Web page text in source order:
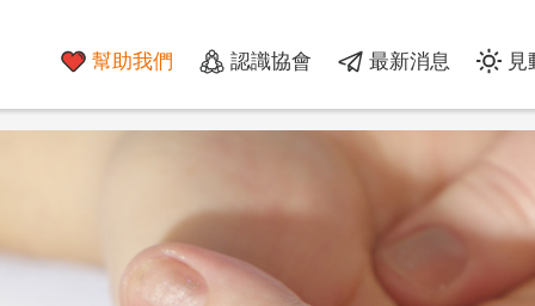
幫助我們 認識協會 最新消息 見